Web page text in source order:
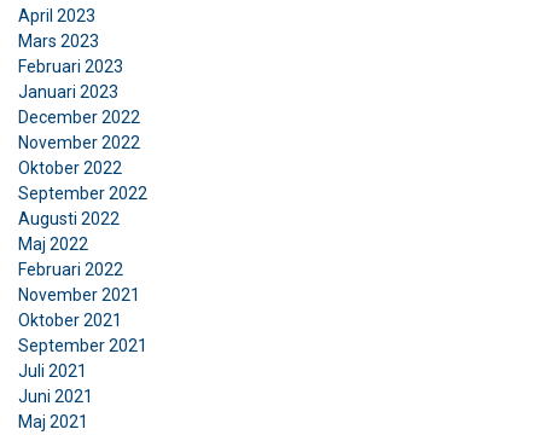
April 2023
Mars 2023
Februari 2023
Januari 2023
December 2022
November 2022
Oktober 2022
September 2022
Augusti 2022
Maj 2022
Februari 2022
November 2021
Oktober 2021
September 2021
Juli 2021
Juni 2021
Maj 2021
Denna webbplats använder
cookies
Vi använder cookies för att anpassa innehåll,
annonser och för att analysera vår trafik. Vi
delar också information om din användning av
vår webbplats med våra reklam- och
analyspartners som kan kombinera den med
annan information som du har tillhandahållit
dem eller som de har samlat in från din
användning av deras tjänster.